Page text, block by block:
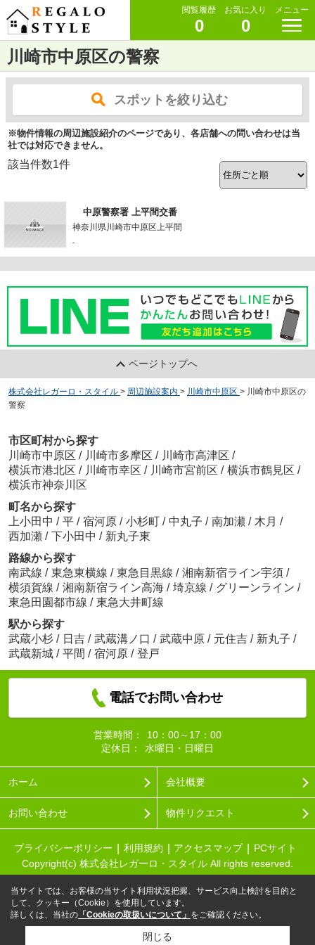
閲覧履歴
0
お気に入り
0
メニュー
川崎市中原区の警察
スポットを絞り込む
※物件情報の周辺施設紹介のページであり、各店舗への問い合わせは当
社では対応できません。
該当件数1件
中原警察署 上平間交番
神奈川県川崎市中原区上平間
-
ページトップへ
株式会社レガーロ・スタイル > 周辺施設案内 > 川崎市中原区 > 川崎市中原区の
警察
市区町村から探す
川崎市中原区 / 川崎市多摩区 / 川崎市高津区 /
横浜市港北区 / 川崎市幸区 / 川崎市宮前区 / 横浜市鶴見区 /
横浜市神奈川区
町名から探す
上小田中 / 平 / 宿河原 / 小杉町 / 中丸子 / 南加瀬 / 木月 /
西加瀬 / 下小田中 / 新丸子東
路線から探す
南武線 / 東急東横線 / 東急目黒線 / 湘南新宿ライン宇須 /
横須賀線 / 湘南新宿ライン高海 / 埼京線 / グリーンライン /
東急田園都市線 / 東急大井町線
駅から探す
武蔵小杉 / 日吉 / 武蔵溝ノ口 / 武蔵中原 / 元住吉 / 新丸子 /
武蔵新城 / 平間 / 宿河原 / 登戸
電話でお問い合わせ
営業時間：
10：00～17：00
定休日：
水曜日・日曜日
ホーム 会社概要
お問い合わせ 物件リクエスト
プライバシーポリシー 利用規約 アクセスマップ
PCサイト
Copyright(c) 株式会社レガーロ・スタイル All rights reserved.
当サイトでは、お客様の当サイト利用状況把握、サービス向上検討を目的と
して、クッキー（Cookie）を使用しています。
詳しくは、当社の 「Cookieの取扱いについて」 をご確認ください。
閉じる